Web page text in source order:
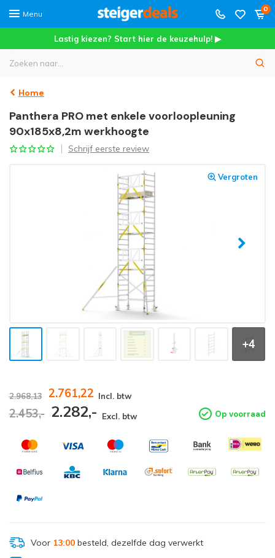
Menu
0
Lastig kiezen? Start hier de keuzehulp! ▶
Home
Panthera PRO met enkele voorloopleuning
90x185x8,2m werkhoogte
Schrijf eerste review
Vergroten
+4
2.968,13 2.761,22 Incl. btw
2.453,- 2.282,- Excl. btw Op voorraad
Voor 13:00besteld, dezelfde dag verwerkt